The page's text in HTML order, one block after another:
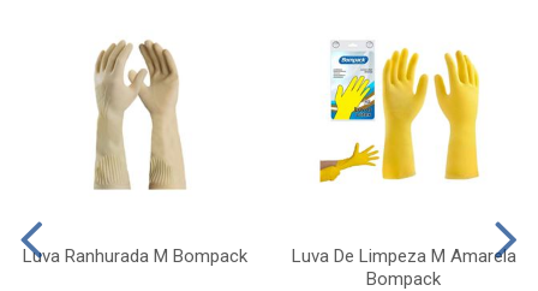
Luva Ranhurada M Bompack
Luva De Limpeza M Amarela
Bompack